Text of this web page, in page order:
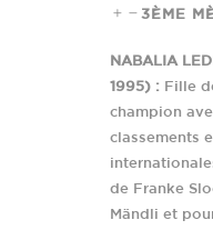
3ÈME
NABALIA
1995) : Fille
champion
classements
de Franke
Mändli et